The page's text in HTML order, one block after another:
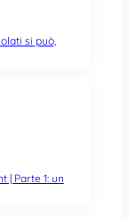
si può,
| Parte 1: un